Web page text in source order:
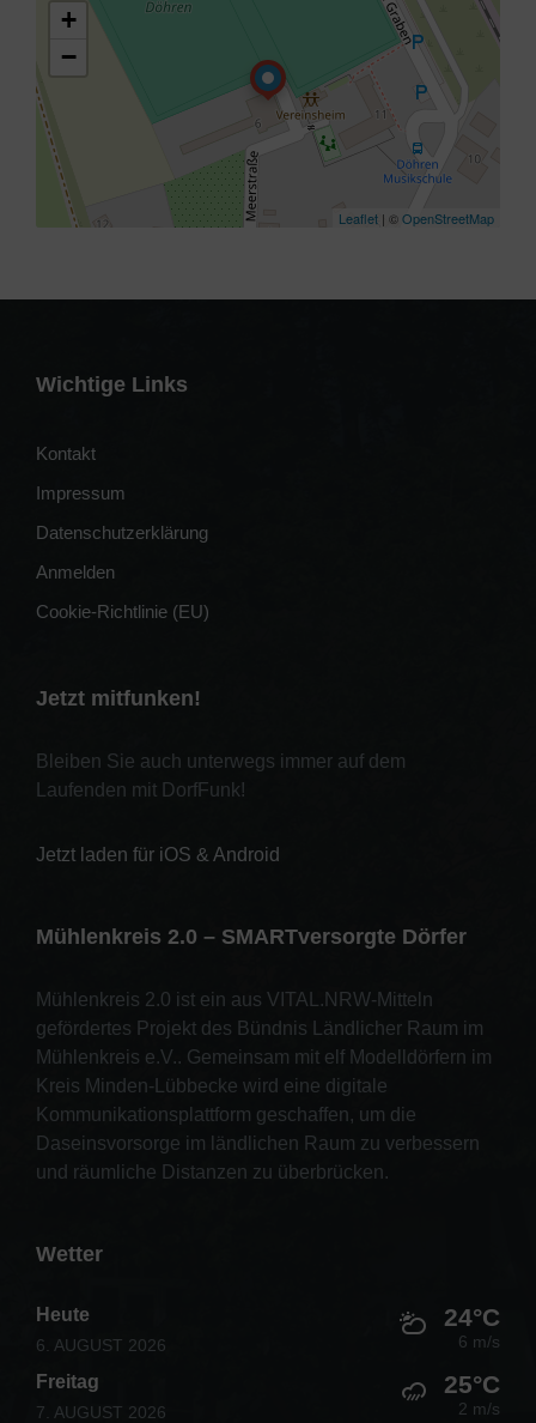
+
−
Leaflet | ©OpenStreetMap
Wichtige Links
Kontakt
Impressum
Datenschutzerklärung
Anmelden
Cookie-Richtlinie (EU)
Jetzt mitfunken!
Bleiben Sie auch unterwegs immer auf dem
Laufenden mit DorfFunk!
Jetzt laden für iOS & Android
Mühlenkreis 2.0 – SMARTversorgte Dörfer
Mühlenkreis 2.0 ist ein aus VITAL.NRW-Mitteln
gefördertes Projekt des Bündnis Ländlicher Raum im
Mühlenkreis e.V.. Gemeinsam mit elf Modelldörfern im
Kreis Minden-Lübbecke wird eine digitale
Kommunikationsplattform geschaffen, um die
Daseinsvorsorge im ländlichen Raum zu verbessern
und räumliche Distanzen zu überbrücken.
Wetter
Heute
6. AUGUST 2026
24°C
6 m/s
Freitag
7. AUGUST 2026
25°C
2 m/s